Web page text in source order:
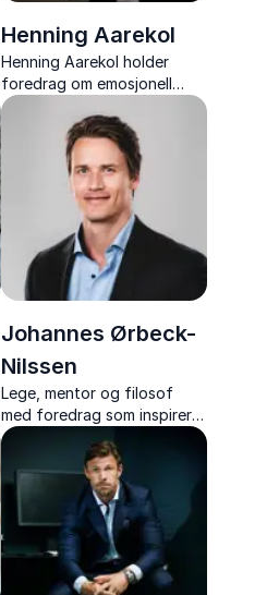
Henning Aarekol
Henning Aarekol holder
foredrag om emosjonell
intelligens, relasjoner og
kommunikasjon – basert på
erfaring som sykepleier og
EQ-terapeut.
Johannes Ørbeck-
Nilssen
Lege, mentor og filosof
med foredrag som inspirerer
til å styrke kropp, hjerne og
psyke,og hvordan vi kan
leve friske, ressurssterke og
meningsfulle liv.